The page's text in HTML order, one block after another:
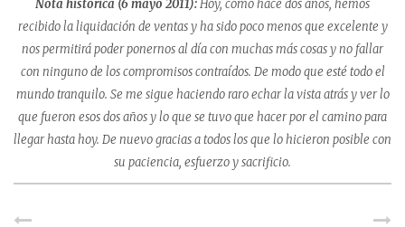
Nota histórica (6 mayo 2011):Hoy, como hace dos años, hemos
recibido la liquidación de ventas y ha sido poco menos que excelente y
nos permitirá poder ponernos al día con muchas más cosas y no fallar
con ninguno de los compromisos contraídos. De modo que esté todo el
mundo tranquilo. Se me sigue haciendo raro echar la vista atrás y ver lo
que fueron esos dos años y lo que se tuvo que hacer por el camino para
llegar hasta hoy. De nuevo gracias a todos los que lo hicieron posible con
su paciencia, esfuerzo y sacrificio.